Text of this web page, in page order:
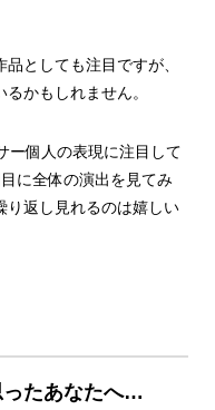
としても注目ですが、
かもしれません。
ー個人の表現に注目して
に全体の演出を見てみ
り返し見れるのは嬉しい
ったあなたへ…